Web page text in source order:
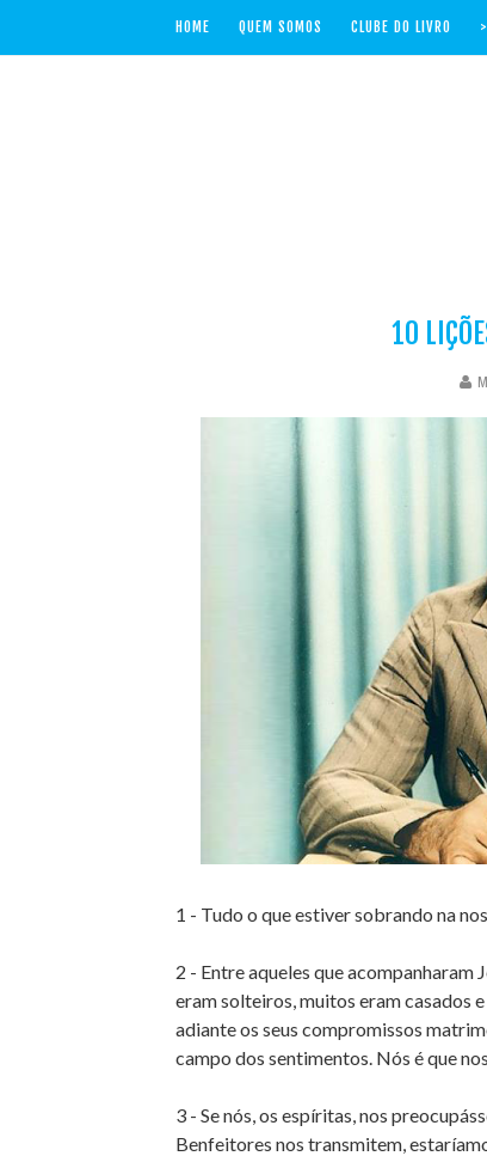
HOME QUEM SOMOS CLUBE DO LIVRO
10
1 - Tudo o que estiver sobrando na
2 - Entre aqueles que
eram solteiros, muitos eram casados
adiante os seus compromissos
campo dos sentimentos. Nós é que
3 - Se nós, os espíritas, nos
Benfeitores nos transmitem,